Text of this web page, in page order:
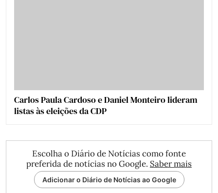
Carlos Paula Cardoso e Daniel Monteiro lideram
listas às eleições da CDP
Escolha o Diário de Notícias como fonte
preferida de notícias no Google. Saber mais
Adicionar o Diário de Notícias ao Google